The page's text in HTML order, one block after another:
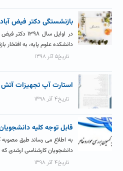
بازنشستگی دکتر فیض
در اوایل سال
دانشکده علوم پایه، به افتخار
تاریخ۵ آذر ۱۳۹۸
استارت آپ تجهیزات آتش
تاریخ۴ آذر ۱۳۹۸
قابل توجه کلیه
به اطلاع می رساند طبق
دانشجویان کارشناسی ارشدی که ۲ نیمسال مشروطی دارند و...
تاریخ۴ آذر ۱۳۹۸